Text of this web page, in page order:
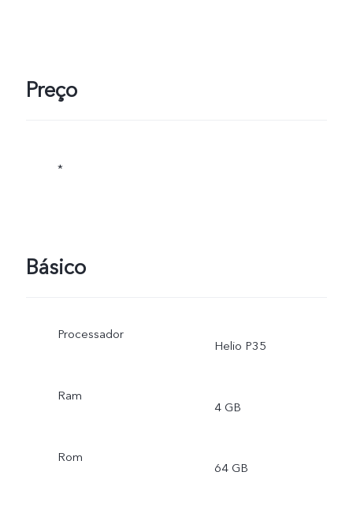
Preço
*
Básico
Processador
Helio P35
Ram
4 GB
Rom
64 GB